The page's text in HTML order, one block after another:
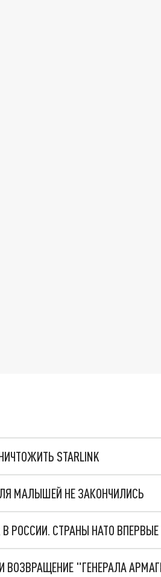
STARLINK
МАЛЫШЕЙ НЕ ЗАКОНЧИЛИСЬ